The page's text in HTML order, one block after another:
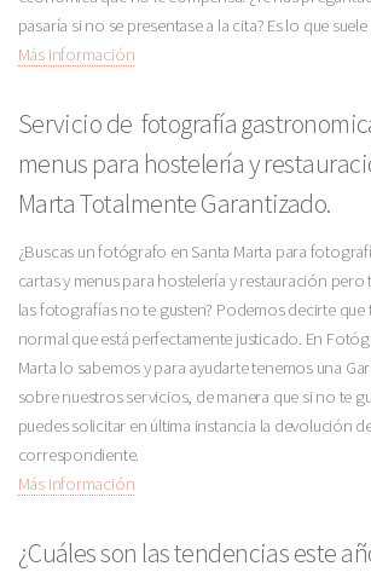
pasaría si no se presentase a la cita? Es lo que suele
Más Información
Servicio de fotografía
menus para hostelería y
Marta Totalmente Garantizado.
¿Buscas un fotógrafo en Santa Marta para
cartas y menus para hostelería y restauración pero
las fotografías no te gusten? Podemos decirte que
normal que está perfectamente justicado. En
Marta lo sabemos y para ayudarte tenemos una
sobre nuestros servicios, de manera que si no te
puedes solicitar en última instancia la devolución
correspondiente.
Más Información
¿Cuáles son las tendencias este